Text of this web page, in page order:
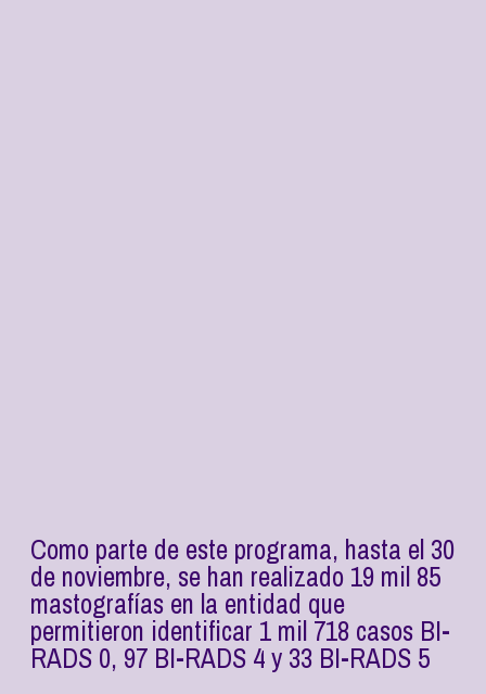
Como parte de este programa, hasta el 30
de noviembre, se han realizado 19 mil 85
mastografías en la entidad que
permitieron identificar 1 mil 718 casos BI-
RADS 0, 97 BI-RADS 4 y 33 BI-RADS 5